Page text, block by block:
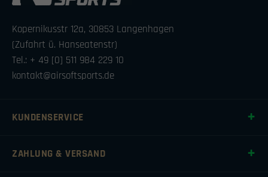
Kopernikusstr 12a, 30853 Langenhagen
(Zufahrt ü. Hanseatenstr)
Tel.: + 49 [0] 511 984 229 10
kontakt@airsoftsports.de
KUNDENSERVICE
ZAHLUNG & VERSAND